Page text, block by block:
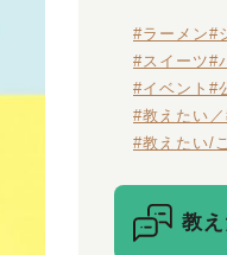
#ラーメン#
#スイーツ#
#イベント #
#教えたい
#教えたい/
教